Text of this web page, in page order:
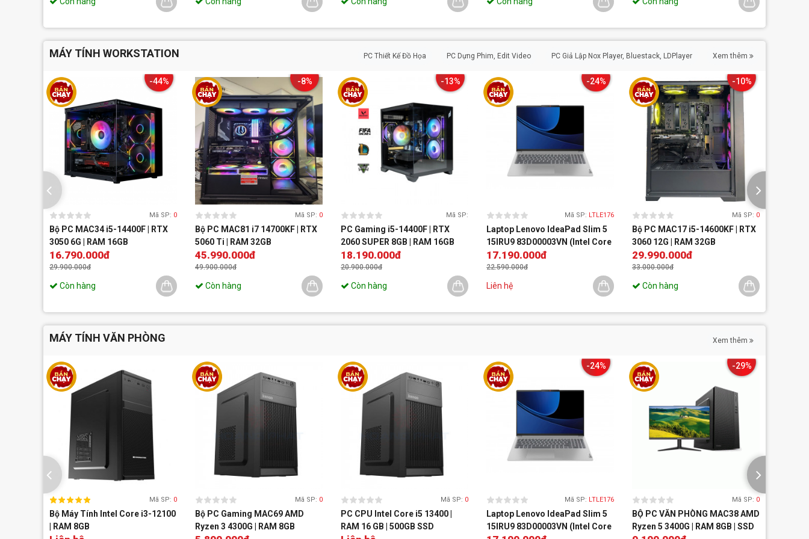
MÁY TÍNH WORKSTATION PC Thiết Kế Đồ Họa PC Dựng Phim, Edit Video PC Giả Lập Nox Player, Bluestack, LDPlayer Xem thêm
-44%
Mã SP: 0
Bộ PC MAC34 i5-14400F | RTX
3050 6G | RAM 16GB
16.790.000đ
29.900.000đ
Còn hàng
-8%
Mã SP: 0
Bộ PC MAC81 i7 14700KF | RTX
5060 Ti | RAM 32GB
45.990.000đ
49.900.000đ
Còn hàng
-13%
Mã SP:
PC Gaming i5-14400F | RTX
2060 SUPER 8GB | RAM 16GB
18.190.000đ
20.900.000đ
Còn hàng
-24%
Mã SP: LTLE176
Laptop Lenovo IdeaPad Slim 5
15IRU9 83D00003VN (Intel Core
5 120U | 32GB | 512GB | 15.3 inch
WUXGA | Win 11 | Xám)
17.190.000đ
22.590.000đ
Liên hệ
-10%
Mã SP: 0
Bộ PC MAC17 i5-14600KF | RTX
3060 12G | RAM 32GB
29.990.000đ
33.000.000đ
Còn hàng
MÁY TÍNH VĂN PHÒNG Xem thêm
Mã SP: 0
Bộ Máy Tính Intel Core i3-12100
| RAM 8GB
Mã SP: 0
Bộ PC Gaming MAC69 AMD
Ryzen 3 4300G | RAM 8GB
Mã SP: 0
PC CPU Intel Core i5 13400 |
RAM 16 GB | 500GB SSD
-24%
Mã SP: LTLE176
Laptop Lenovo IdeaPad Slim 5
15IRU9 83D00003VN (Intel Core
-29%
Mã SP: 0
BỘ PC VĂN PHÒNG MAC38 AMD
Ryzen 5 3400G | RAM 8GB | SSD